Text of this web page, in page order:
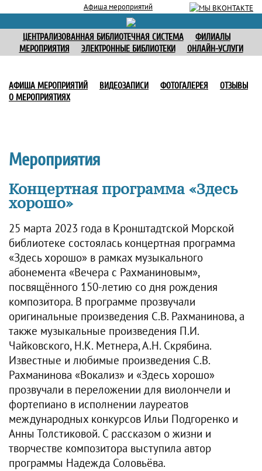
Афиша мероприятий
ЦЕНТРАЛИЗОВАННАЯ БИБЛИОТЕЧНАЯ СИСТЕМА
ФИЛИАЛЫ
МЕРОПРИЯТИЯ
ЭЛЕКТРОННЫЕ БИБЛИОТЕКИ ОНЛАЙН-УСЛУГИ
АФИША МЕРОПРИЯТИЙ ВИДЕОЗАПИСИ ФОТОГАЛЕРЕЯ
ОТЗЫВЫ
О МЕРОПРИЯТИЯХ
Мероприятия
Концертная программа «Здесь
хорошо»
25 марта 2023 года в Кронштадтской Морской
библиотеке состоялась концертная программа
«Здесь хорошо» в рамках музыкального
абонемента «Вечера с Рахманиновым»,
посвящённого 150-летию со дня рождения
композитора. В программе прозвучали
оригинальные произведения С.В. Рахманинова, а
также музыкальные произведения П.И.
Чайковского, Н.К. Метнера, А.Н. Скрябина.
Известные и любимые произведения С.В.
Рахманинова «Вокализ» и «Здесь хорошо»
прозвучали в переложении для виолончели и
фортепиано в исполнении лауреатов
международных конкурсов Ильи Подгоренко и
Анны Толстиковой. С рассказом о жизни и
творчестве композитора выступила автор
программы Надежда Соловьёва.